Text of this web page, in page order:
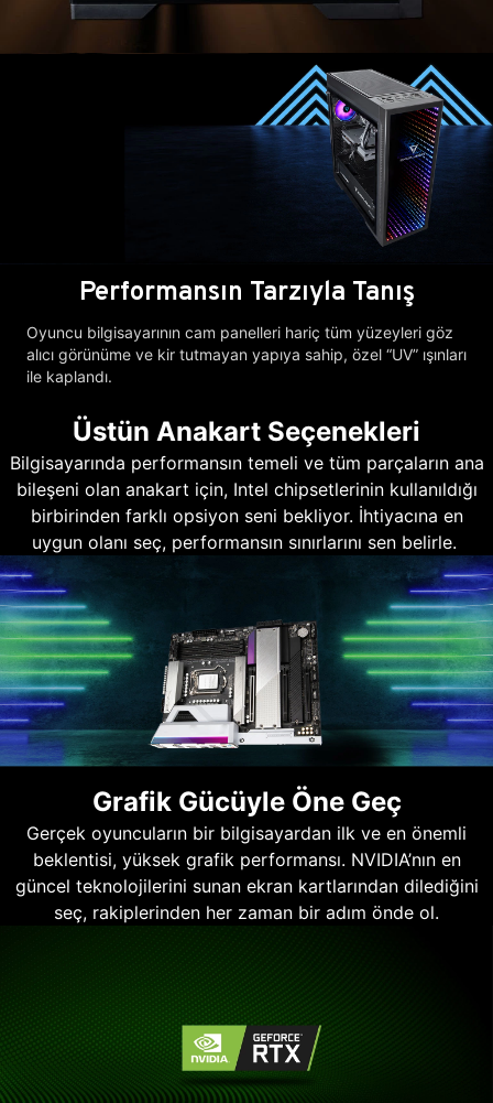
Performansın Tarzıyla Tanış
Oyuncu bilgisayarının cam panelleri hariç tüm yüzeyleri göz
alıcı görünüme ve kir tutmayan yapıya sahip, özel “UV” ışınları
ile kaplandı.
Üstün Anakart Seçenekleri
Bilgisayarında performansın temeli ve tüm parçaların ana
bileşeni olan anakart için, Intel chipsetlerinin kullanıldığı
birbirinden farklı opsiyon seni bekliyor. İhtiyacına en
uygun olanı seç, performansın sınırlarını sen belirle.
Grafik Gücüyle Öne Geç
Gerçek oyuncuların bir bilgisayardan ilk ve en önemli
beklentisi, yüksek grafik performansı. NVIDIA’nın en
güncel teknolojilerini sunan ekran kartlarından dilediğini
seç, rakiplerinden her zaman bir adım önde ol.